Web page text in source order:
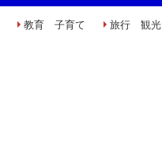
教育 子育て 旅行 観光